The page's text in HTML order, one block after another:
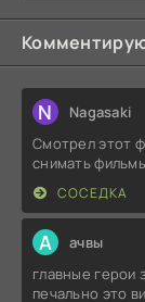
N Nagasaki
Смотрел этот
снимать
СОСЕДКА
А ачвы
главные герои
печально это